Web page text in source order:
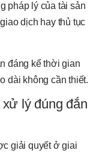
pháp lý của tài sản
dịch hay thủ tục
đáng kể thời gian
dài không cần thiết.
lý đúng đắn
giải quyết ở giai